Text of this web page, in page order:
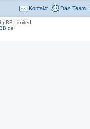
Das Team
Kontakt
Limited